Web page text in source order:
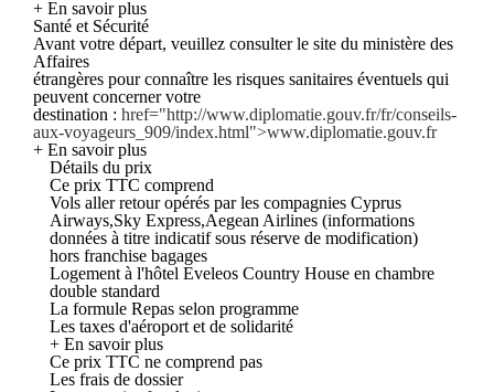
+ En savoir plus
Santé et Sécurité
Avant votre départ, veuillez consulter le site du ministère des
Affaires
étrangères pour connaître les risques sanitaires éventuels qui
peuvent concerner votre
destination : href="http://www.diplomatie.gouv.fr/fr/conseils-
aux-voyageurs_909/index.html">www.diplomatie.gouv.fr
+ En savoir plus
Détails du prix
Ce prix TTC comprend
Vols aller retour opérés par les compagnies Cyprus
Airways,Sky Express,Aegean Airlines (informations
données à titre indicatif sous réserve de modification)
hors franchise bagages
Logement à l'hôtel Eveleos Country House en chambre
double standard
La formule Repas selon programme
Les taxes d'aéroport et de solidarité
+ En savoir plus
Ce prix TTC ne comprend pas
Les frais de dossier